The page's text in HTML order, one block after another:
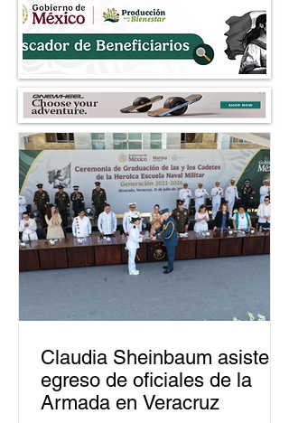
Claudia Sheinbaum asiste a
egreso de oficiales de la
Armada en Veracruz